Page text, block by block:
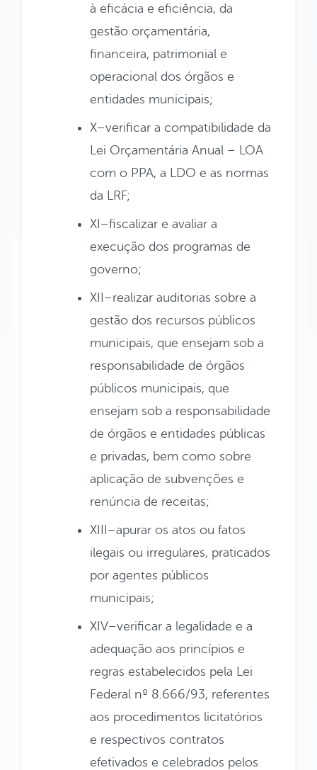
à eficácia e eficiência, da
gestão orçamentária,
financeira, patrimonial e
operacional dos órgãos e
entidades municipais;
X–verificar a compatibilidade da
Lei Orçamentária Anual – LOA
com o PPA, a LDO e as normas
da LRF;
XI–fiscalizar e avaliar a
execução dos programas de
governo;
XII–realizar auditorias sobre a
gestão dos recursos públicos
municipais, que ensejam sob a
responsabilidade de órgãos
públicos municipais, que
ensejam sob a responsabilidade
de órgãos e entidades públicas
e privadas, bem como sobre
aplicação de subvenções e
renúncia de receitas;
XIII–apurar os atos ou fatos
ilegais ou irregulares, praticados
por agentes públicos
municipais;
XIV–verificar a legalidade e a
adequação aos princípios e
regras estabelecidos pela Lei
Federal nº 8.666/93, referentes
aos procedimentos licitatórios
e respectivos contratos
efetivados e celebrados pelos